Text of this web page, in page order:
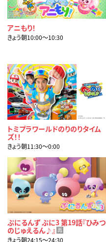
アニもり！
きょう朝10:00〜10:30
トミプラワールドのりのりタイム
ズ！！
きょう朝11:30〜0:00
ぷにるんず ぷに3 第19話『ひみつ
のじゅえるん♪』 再
きょう朝24:15〜24:30